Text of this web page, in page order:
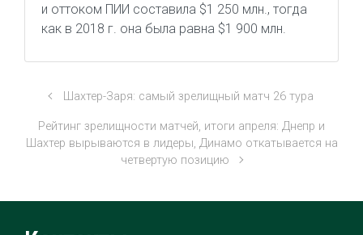
и оттоком ПИИ составила $1 250 млн., тогда
как в 2018 г. она была равна $1 900 млн.
Шахтер-Заря: самый зрелищный матч 26 тура
Рейтинг зрелищности матчей, итоги апреля: Днепр и
Шахтер вырываются в лидеры, Динамо откатывается на
четвертую позицию